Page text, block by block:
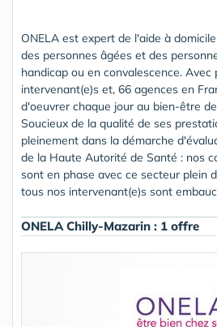
ONELA est expert de l'aide à
des personnes âgées et des
handicap ou en convalescence. Avec
intervenant(e)s et, 66 agences en
d'oeuvrer chaque jour au bien-être
Soucieux de la qualité de ses
pleinement dans la démarche
de la Haute Autorité de Santé : nos
sont en phase avec ce secteur plein
tous nos intervenant(e)s sont
ONELA Chilly-Mazarin : 1 offre